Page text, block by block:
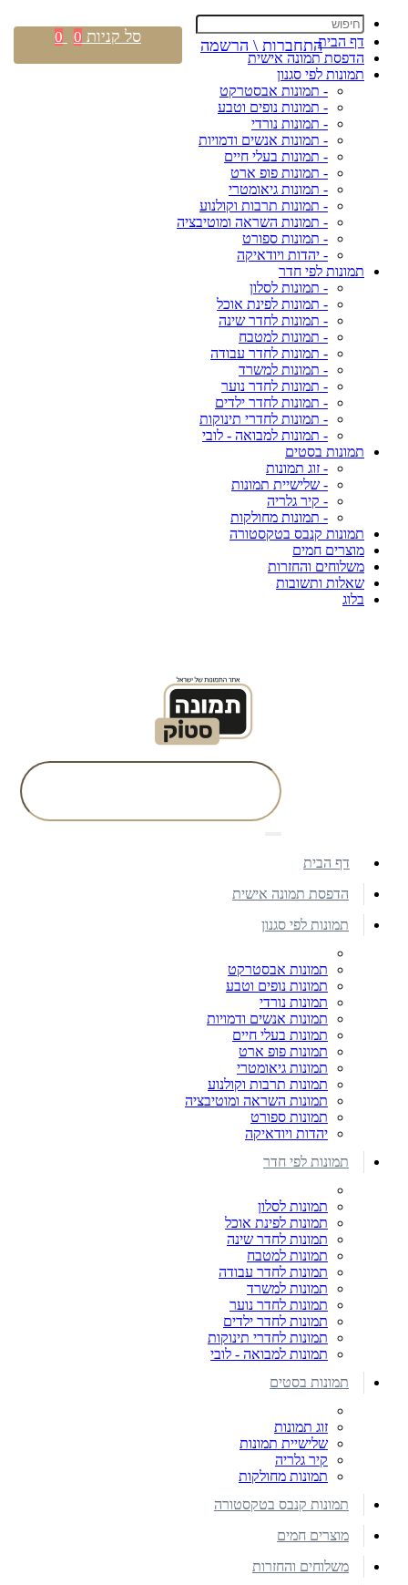
דף הבית
הדפסת תמונה אישית
תמונות לפי סגנון
- תמונות אבסטרקט
- תמונות נופים וטבע
- תמונות נורדי
- תמונות אנשים ודמויות
- תמונות בעלי חיים
- תמונות פופ ארט
- תמונות גיאומטרי
- תמונות תרבות וקולנוע
- תמונות השראה ומוטיבציה
- תמונות ספורט
- יהדות ויודאיקה
תמונות לפי חדר
- תמונות לסלון
- תמונות לפינת אוכל
- תמונות לחדר שינה
- תמונות למטבח
- תמונות לחדר עבודה
- תמונות למשרד
- תמונות לחדר נוער
- תמונות לחדר ילדים
- תמונות לחדרי תינוקות
- תמונות למבואה - לובי
תמונות בסטים
- זוג תמונות
- שלישיית תמונות
- קיר גלריה
- תמונות מחולקות
תמונות קנבס בטקסטורה
מוצרים חמים
משלוחים והחזרות
שאלות ותשובות
בלוג
התחברות \ הרשמה סל קניות 0
0
דף הבית
הדפסת תמונה אישית
תמונות לפי סגנון
תמונות אבסטרקט
תמונות נופים וטבע
תמונות נורדי
תמונות אנשים ודמויות
תמונות בעלי חיים
תמונות פופ ארט
תמונות גיאומטרי
תמונות תרבות וקולנוע
תמונות השראה ומוטיבציה
תמונות ספורט
יהדות ויודאיקה
תמונות לפי חדר
תמונות לסלון
תמונות לפינת אוכל
תמונות לחדר שינה
תמונות למטבח
תמונות לחדר עבודה
תמונות למשרד
תמונות לחדר נוער
תמונות לחדר ילדים
תמונות לחדרי תינוקות
תמונות למבואה - לובי
תמונות בסטים
זוג תמונות
שלישיית תמונות
קיר גלריה
תמונות מחולקות
תמונות קנבס בטקסטורה
מוצרים חמים
משלוחים והחזרות